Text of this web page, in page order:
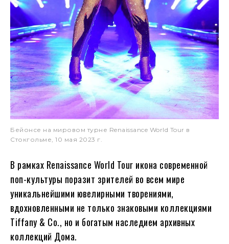
Бейонсе на мировом турне Renaissance World Tour в
Стокгольме, 10 мая 2023 г.
В рамках Renaissance World Tour икона современной
поп-культуры поразит зрителей во всем мире
уникальнейшими ювелирными творениями,
вдохновленными не только знаковыми коллекциями
Tiffany & Co., но и богатым наследием архивных
коллекций Дома.